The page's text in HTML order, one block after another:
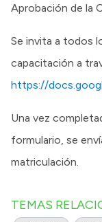
Aprobación de la
Se invita a todos
capacitación a
https://
Una vez
formulario, se
matriculación.
TEMAS